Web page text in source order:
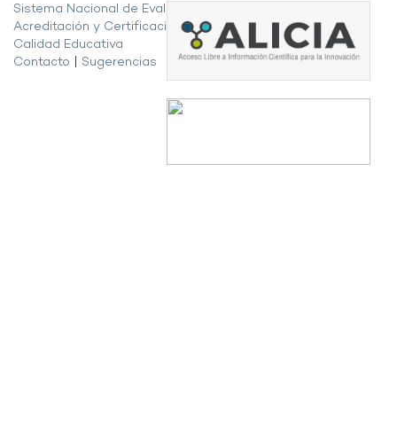
Sistema Nacional de Evaluación,
Acreditación y Certificación de la
Calidad Educativa
Contacto
Sugerencias